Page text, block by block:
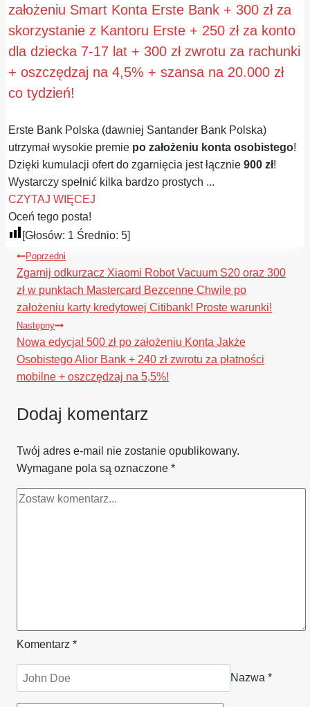
założeniu Smart Konta Erste Bank + 300 zł za
skorzystanie z Kantoru Erste + 250 zł za konto
dla dziecka 7-17 lat + 300 zł zwrotu za rachunki
+ oszczędzaj na 4,5% + szansa na 20.000 zł
co tydzień!
Erste Bank Polska (dawniej Santander Bank Polska)
utrzymał wysokie premie po założeniu konta osobistego!
Dzięki kumulacji ofert do zgarnięcia jest łącznie900 zł!
Wystarczy spełnić kilka bardzo prostych ...
CZYTAJ WIĘCEJ
Oceń tego posta!
[Głosów: 1 Średnio:5]
Nawigacja
wpisu
Poprzedni
Zgarnij odkurzacz Xiaomi Robot Vacuum S20 oraz 300
zł w punktach Mastercard Bezcenne Chwile po
założeniu karty kredytowej Citibank! Proste warunki!
Następny
Nowa edycja! 500 zł po założeniu Konta Jakże
Osobistego Alior Bank + 240 zł zwrotu za płatności
mobilne + oszczędzaj na 5,5%!
Dodaj komentarz
Twój adres e-mail nie zostanie opublikowany.
Wymagane pola są oznaczone *
Komentarz *
Nazwa *